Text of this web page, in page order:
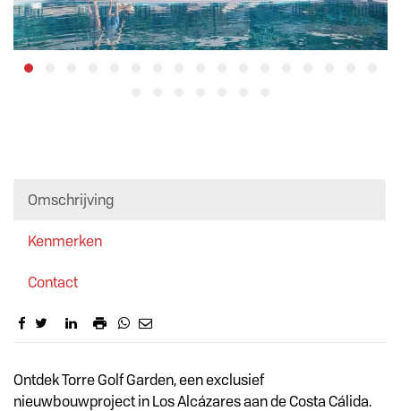
Omschrijving
Kenmerken
Contact
Omschrijving
Ontdek Torre Golf Garden, een exclusief
nieuwbouwproject in Los Alcázares aan de Costa Cálida.